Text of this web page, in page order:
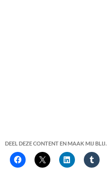
DEEL DEZE CONTENT EN MAAK MIJ BLIJ.